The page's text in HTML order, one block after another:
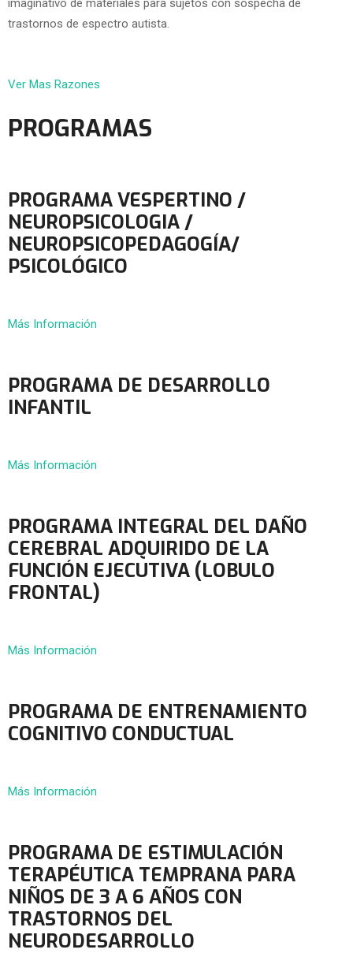
imaginativo de materiales para sujetos con sospecha de
trastornos de espectro autista.
Ver Mas Razones
PROGRAMAS
PROGRAMA VESPERTINO /
NEUROPSICOLOGIA /
NEUROPSICOPEDAGOGÍA/
PSICOLÓGICO
Más Información
PROGRAMA DE DESARROLLO
INFANTIL
Más Información
PROGRAMA INTEGRAL DEL DAÑO
CEREBRAL ADQUIRIDO DE LA
FUNCIÓN EJECUTIVA (LOBULO
FRONTAL)
Más Información
PROGRAMA DE ENTRENAMIENTO
COGNITIVO CONDUCTUAL
Más Información
PROGRAMA DE ESTIMULACIÓN
TERAPÉUTICA TEMPRANA PARA
NIÑOS DE 3 A 6 AÑOS CON
TRASTORNOS DEL
NEURODESARROLLO